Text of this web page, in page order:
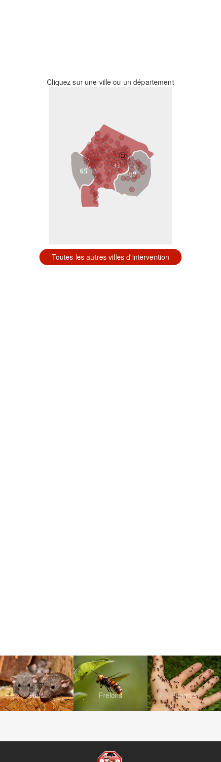
Cliquez sur une ville ou un département
31
09
65
Toutes les autres villes d'intervention
Rats Frelons Fourmis